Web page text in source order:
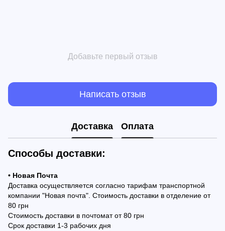
Добавьте первый отзыв
Написать отзыв
Доставка Оплата
Способы доставки:
• Новая Почта
Доставка осуществляется согласно тарифам транспортной
компании "Новая почта". Стоимость доставки в отделение от
80 грн
Стоимость доставки в почтомат от 80 грн
Срок доставки 1-3 рабочих дня